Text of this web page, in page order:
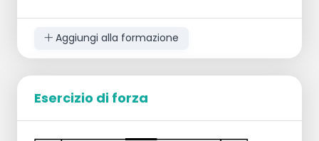
La seconda palla da tennis viene lanciata
Stazione 4: Salti semplici e buoni, prestando
attenzione solo alla tecnica.
Stazione 5: allenamento dei riflessi: il
giocatore è in piedi con le braccia tese, una
palla in ogni mano.
Il giocatore 2 è rivolto verso l'altro giocatore
Aggiungi alla formazione
Esercizio di forza